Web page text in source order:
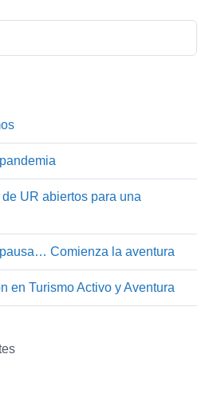
UR abiertos para una
Comienza la aventura
en Turismo Activo y Aventura